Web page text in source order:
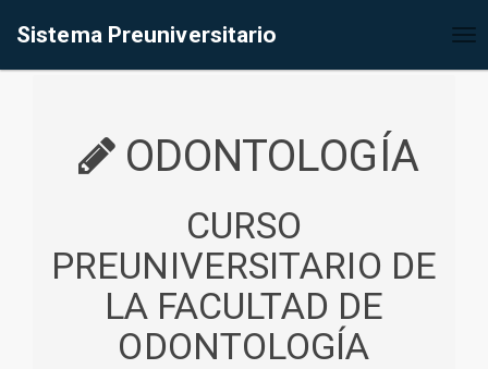
Sistema Preuniversitario
ODONTOLOGÍA
CURSO
PREUNIVERSITARIO DE
LA FACULTAD DE
ODONTOLOGÍA